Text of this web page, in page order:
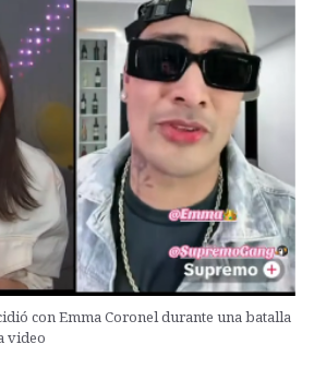
con Emma Coronel durante una batalla
video